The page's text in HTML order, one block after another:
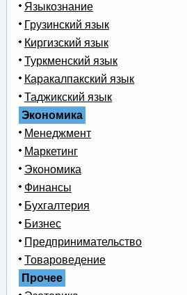
Языкознание
Грузинский язык
Киргизский язык
Туркменский язык
Каракалпакский язык
Таджикский язык
Экономика
Менеджмент
Маркетинг
Экономика
Финансы
Бухгалтерия
Бизнес
Предпринимательство
Товароведение
Прочее